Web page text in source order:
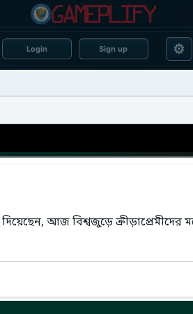
Login Sign up ⚙
আজ বিশ্বজুড়ে ক্রীড়াপ্রেমীদের